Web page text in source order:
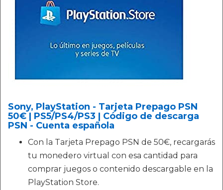
Sony, PlayStation - Tarjeta Prepago PSN
50€ | PS5/PS4/PS3 | Código de descarga
PSN - Cuenta española
Con la Tarjeta Prepago PSN de 50€, recargarás
tu monedero virtual con esa cantidad para
comprar juegos o contenido descargable en la
PlayStation Store.